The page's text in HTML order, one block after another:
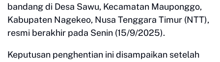
bandang di Desa Sawu, Kecamatan Mauponggo,
Kabupaten Nagekeo, Nusa Tenggara Timur (NTT),
resmi berakhir pada Senin (15/9/2025).
Keputusan penghentian ini disampaikan setelah